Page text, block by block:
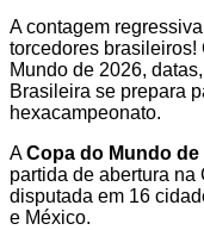
A contagem
torcedores
Mundo de 2026,
Brasileira se prepara
hexacampeonato.
ACopa do Mundo de
partida de abertura
disputada em 16
e México.